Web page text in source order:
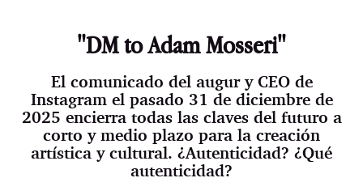
"DM to Adam Mosseri"
El comunicado del augur y CEO de
Instagram el pasado 31 de diciembre de
2025 encierra todas las claves del futuro a
corto y medio plazo para la creación
artística y cultural. ¿Autenticidad? ¿Qué
autenticidad?